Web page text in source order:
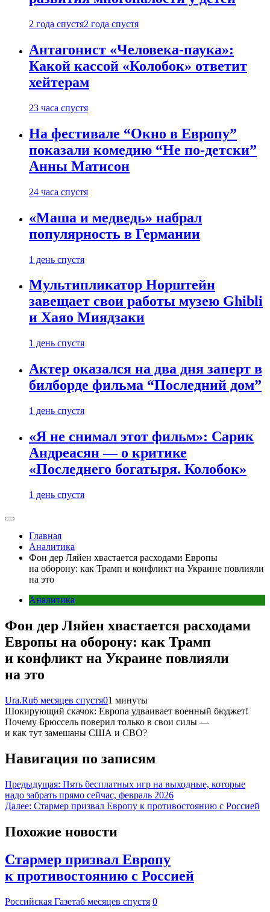
2 года спустя2 года спустя
Антагонист «Человека-паука»:
Какой кассой «Колобок» ответит
хейтерам
23 часа спустя
На фестивале “Окно в Европу”
показали комедию “Не по-детски”
Анны Матисон
24 часа спустя
«Маша и медведь» набрал
популярность в Германии
1 день спустя
Мультипликатор Норштейн
завещает свои работы музею Ghibli
и Хаяо Миядзаки
1 день спустя
Актер оказался на два дня заперт в
билборде фильма “Последний дом”
1 день спустя
«Я не снимал этот фильм»: Сарик
Андреасян — о критике
«Последнего богатыря. Колобок»
1 день спустя
Главная
Аналитика
Фон дер Ляйен хвастается расходами Европы
на оборону: как Трамп и конфликт на Украине повлияли
на это
Аналитика
Фон дер Ляйен хвастается расходами
Европы на оборону: как Трамп
и конфликт на Украине повлияли
на это
Ura.Ru6 месяцев спустя01 минуты
Шокирующий скачок: Европа удваивает военный бюджет!
Почему Брюссель поверил только в свои силы —
и как тут замешаны США и СВО?
Навигация по записям
Предыдущая: Пять бесплатных игр на выходные, которые
надо забрать прямо сейчас, февраль 2026
Далее: Стармер призвал Европу к противостоянию с Россией
Похожие новости
Стармер призвал Европу
к противостоянию с Россией
Российская Газета6 месяцев спустя 0